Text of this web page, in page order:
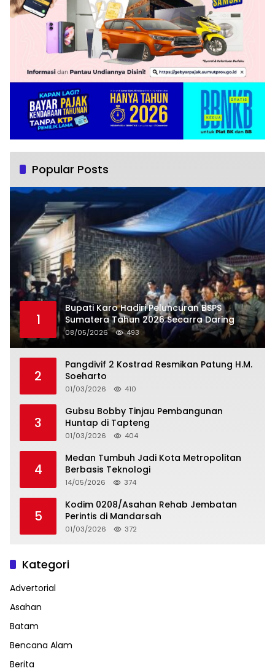
Popular Posts
1
Bupati Karo Hadiri Peluncuran BSPS
Sumatera Tahun 2026 Secarra Daring
08/05/2026 493
2
Pangdivif 2 Kostrad Resmikan Patung H.M.
Soeharto
01/03/2026 410
3
Gubsu Bobby Tinjau Pembangunan
Huntap di Tapteng
01/03/2026 404
4
Medan Tumbuh Jadi Kota Metropolitan
Berbasis Teknologi
14/05/2026 374
5
Kodim 0208/Asahan Rehab Jembatan
Perintis di Mandarsah
01/03/2026 372
Kategori
Advertorial
Asahan
Batam
Bencana Alam
Berita